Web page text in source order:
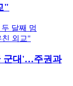
"
군대'…주권과